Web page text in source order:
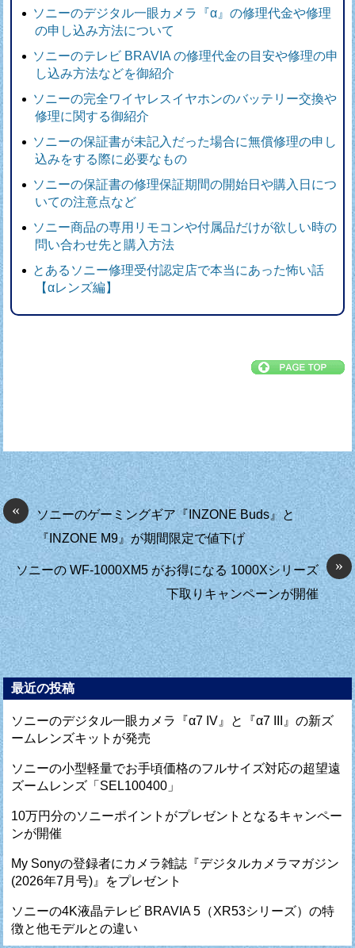
ソニーのデジタル一眼カメラ『α』の修理代金や修理
の申し込み方法について
ソニーのテレビ BRAVIA の修理代金の目安や修理の申
し込み方法などを御紹介
ソニーの完全ワイヤレスイヤホンのバッテリー交換や
修理に関する御紹介
ソニーの保証書が未記入だった場合に無償修理の申し
込みをする際に必要なもの
ソニーの保証書の修理保証期間の開始日や購入日につ
いての注意点など
ソニー商品の専用リモコンや付属品だけが欲しい時の
問い合わせ先と購入方法
とあるソニー修理受付認定店で本当にあった怖い話
【αレンズ編】
«
ソニーのゲーミングギア『INZONE Buds』と
『INZONE M9』が期間限定で値下げ
»
ソニーの WF-1000XM5 がお得になる 1000Xシリーズ
下取りキャンペーンが開催
最近の投稿
ソニーのデジタル一眼カメラ『α7 IV』と『α7 III』の新ズ
ームレンズキットが発売
ソニーの小型軽量でお手頃価格のフルサイズ対応の超望遠
ズームレンズ「SEL100400」
10万円分のソニーポイントがプレゼントとなるキャンペー
ンが開催
My Sonyの登録者にカメラ雑誌『デジタルカメラマガジン
(2026年7月号)』をプレゼント
ソニーの4K液晶テレビ BRAVIA 5（XR53シリーズ）の特
徴と他モデルとの違い